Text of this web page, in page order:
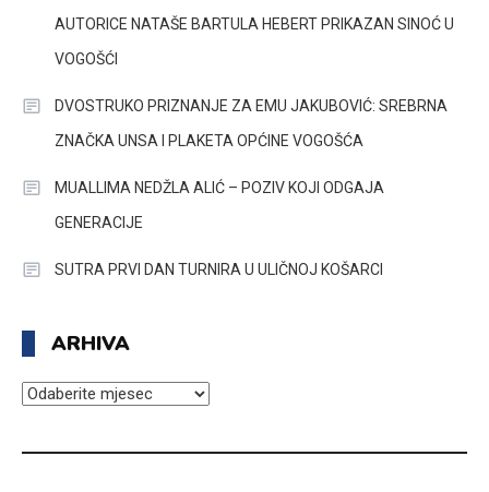
AUTORICE NATAŠE BARTULA HEBERT PRIKAZAN SINOĆ U
VOGOŠĆI
DVOSTRUKO PRIZNANJE ZA EMU JAKUBOVIĆ: SREBRNA
ZNAČKA UNSA I PLAKETA OPĆINE VOGOŠĆA
MUALLIMA NEDŽLA ALIĆ – POZIV KOJI ODGAJA
GENERACIJE
SUTRA PRVI DAN TURNIRA U ULIČNOJ KOŠARCI
ARHIVA
ARHIVA